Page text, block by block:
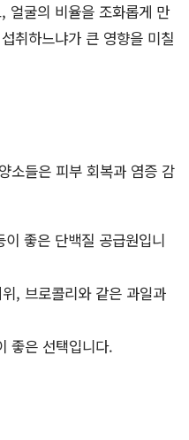
얼굴의 비율을 조화롭게 만
취하느냐가 큰 영향을 미칠
소들은 피부 회복과 염증 감
좋은 단백질 공급원입니
, 브로콜리와 같은 과일과
좋은 선택입니다.